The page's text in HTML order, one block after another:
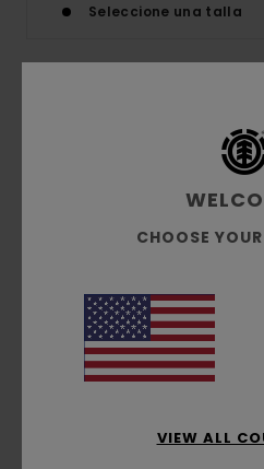
Seleccione una talla
Camiseta de manga corta
ELYZT00264
Tejido:punto jersey de
g/m2]
corte:corte normal
CHOOSE
VIEW ALL